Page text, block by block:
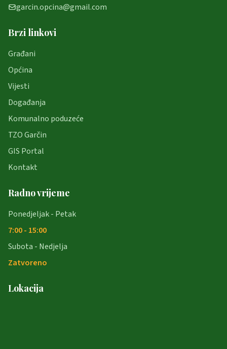
garcin.opcina@gmail.com
Brzi linkovi
Građani
Općina
Vijesti
Događanja
Komunalno poduzeće
TZO Garčin
GIS Portal
Kontakt
Radno vrijeme
Ponedjeljak - Petak
7:00 - 15:00
Subota - Nedjelja
Zatvoreno
Lokacija